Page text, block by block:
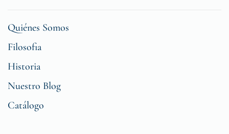
Quiénes Somos
Filosofia
Historia
Nuestro Blog
Catálogo